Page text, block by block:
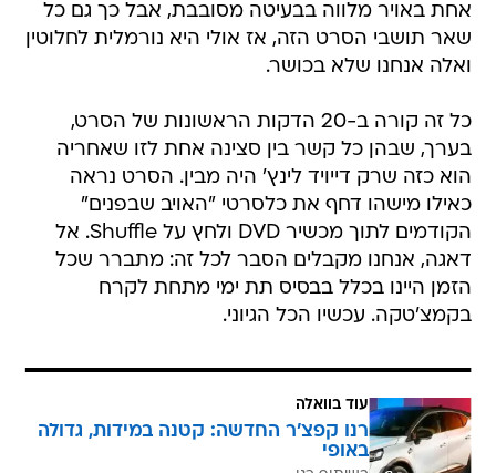
אחת באויר מלווה בבעיטה מסובבת, אבל כך גם כל
שאר תושבי הסרט הזה, אז אולי היא נורמלית לחלוטין
ואלה אנחנו שלא בכושר.
כל זה קורה ב-20 הדקות הראשונות של הסרט,
בערך, שבהן כל קשר בין סצינה אחת לזו שאחריה
הוא כזה שרק דייויד לינץ' היה מבין. הסרט נראה
כאילו מישהו דחף את כלסרטי "האויב שבפנים"
הקודמים לתוך מכשיר‏DVD ‎‏ ולחץ על ‏Shuffle‏. אל
דאגה, אנחנו מקבלים הסבר לכל זה: מתברר שכל
הזמן היינו בכלל בבסיס תת ימי מתחת לקרח
בקמצ'טקה. עכשיו הכל הגיוני.
עוד בוואלה
רנו קפצ'ר החדשה: קטנה במידות, גדולה
באופי